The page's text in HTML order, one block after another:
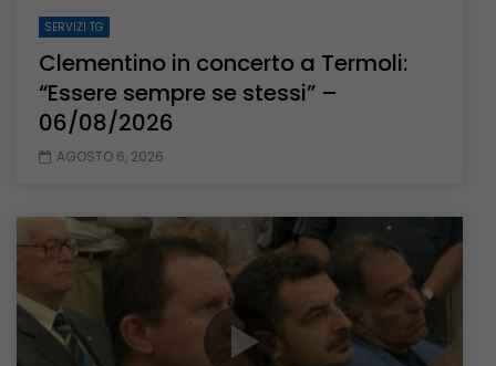
SERVIZI TG
Clementino in concerto a Termoli:
“Essere sempre se stessi” –
06/08/2026
AGOSTO 6, 2026